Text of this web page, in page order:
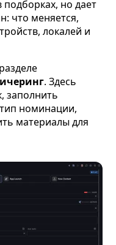
но дает
что меняется,
локалей и
. Здесь
заполнить
номинации,
материалы для